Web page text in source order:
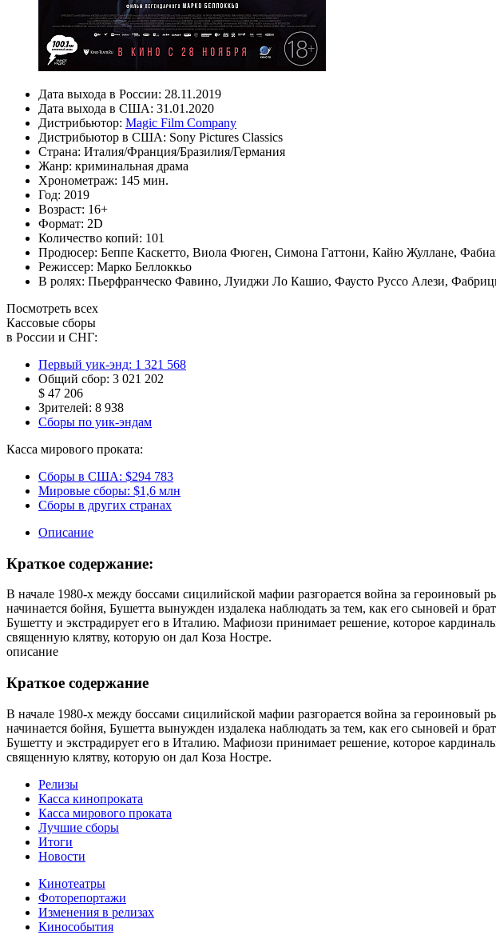
Дата выхода в России: 28.11.2019
Дата выхода в США: 31.01.2020
Дистрибьютор: Magic Film Company
Дистрибьютор в США: Sony Pictures Classics
Страна: Италия/Франция/Бразилия/Германия
Жанр: криминальная драма
Хронометраж: 145 мин.
Год: 2019
Возраст: 16+
Формат: 2D
Количество копий: 101
Продюсер: Беппе Каскетто, Виола Фюген, Симона Гаттони, Кайю Жуллане,
Режиссер: Марко Беллоккьо
В ролях: Пьерфранческо Фавино, Луиджи Ло Кашио, Фаусто Руссо Алези,
Посмотреть всех
Кассовые сборы
в России и СНГ:
Первый уик-энд: 1 321 568
Общий сбор: 3 021 202
$ 47 206
Зрителей: 8 938
Сборы по уик-эндам
Касса мирового проката:
Сборы в США: $294 783
Мировые сборы: $1,6 млн
Сборы в других странах
Описание
Краткое содержание:
В начале 1980-х между боссами сицилийской мафии разгорается война за
начинается бойня, Бушетта вынужден издалека наблюдать за тем, как его сыновей и
Бушетту и экстрадирует его в Италию. Мафиози принимает решение, которое
священную клятву, которую он дал Коза Ностре.
описание
Краткое содержание
В начале 1980-х между боссами сицилийской мафии разгорается война за
начинается бойня, Бушетта вынужден издалека наблюдать за тем, как его сыновей и
Бушетту и экстрадирует его в Италию. Мафиози принимает решение, которое
священную клятву, которую он дал Коза Ностре.
Релизы
Касса кинопроката
Касса мирового проката
Лучшие сборы
Итоги
Новости
Кинотеатры
Фоторепортажи
Изменения в релизах
Кинособытия